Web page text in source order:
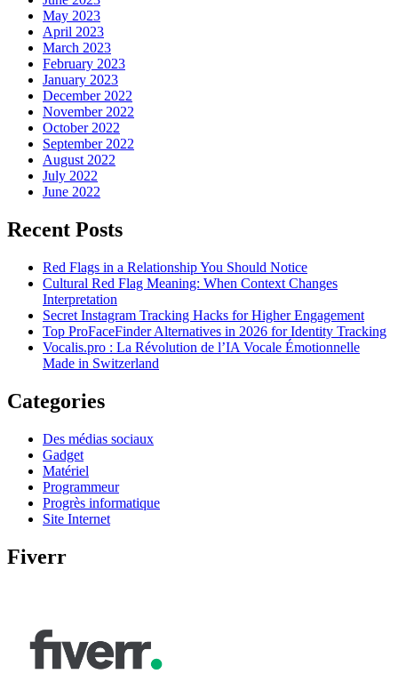
May 2023
April 2023
March 2023
February 2023
January 2023
December 2022
November 2022
October 2022
September 2022
August 2022
July 2022
June 2022
Recent Posts
Red Flags in a Relationship You Should Notice
Cultural Red Flag Meaning: When Context Changes
Interpretation
Secret Instagram Tracking Hacks for Higher Engagement
Top ProFaceFinder Alternatives in 2026 for Identity Tracking
Vocalis.pro : La Révolution de l’IA Vocale Émotionnelle
Made in Switzerland
Categories
Des médias sociaux
Gadget
Matériel
Programmeur
Progrès informatique
Site Internet
Fiverr